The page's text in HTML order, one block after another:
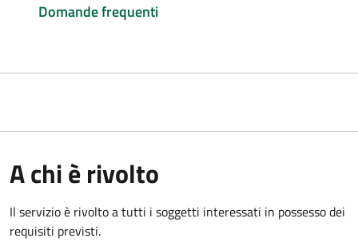
Domande frequenti
A chi è rivolto
Il servizio è rivolto a tutti i soggetti interessati in possesso dei
requisiti previsti.